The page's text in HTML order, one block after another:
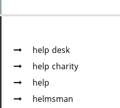
help desk
help charity
help
helmsman